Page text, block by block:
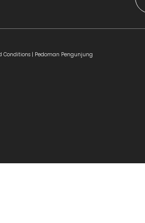
Conditions | Pedoman Pengunjung